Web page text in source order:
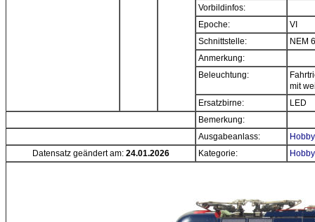
Vorbildinfos:
Epoche:
VI
Schnittstelle:
NEM
Anmerkung:
Beleuchtung:
mit
Ersatzbirne:
LED
Bemerkung:
Ausgabeanlass:
Datensatz geändert am: 24.01.2026 Kategorie: